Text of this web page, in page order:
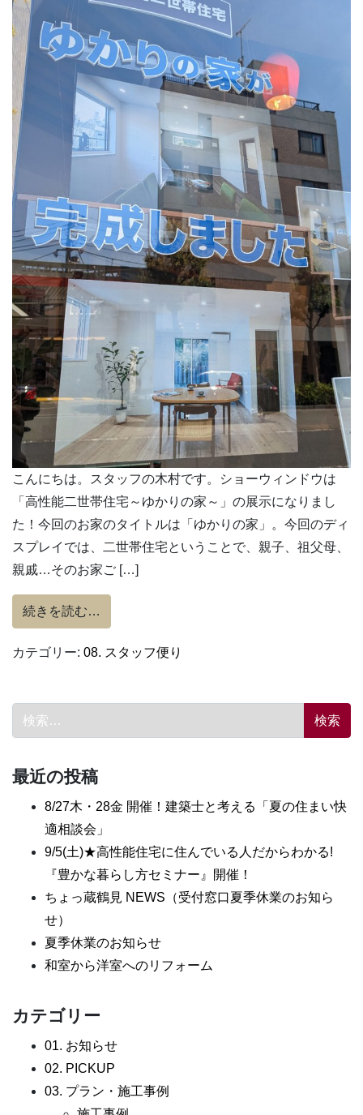
こんにちは。スタッフの木村です。ショーウィンドウは
「高性能二世帯住宅～ゆかりの家～」の展示になりまし
た！今回のお家のタイトルは「ゆかりの家」。今回のディ
スプレイでは、二世帯住宅ということで、親子、祖父母、
親戚…そのお家ご […]
続きを読む…
カテゴリー: 08. スタッフ便り
検索:
最近の投稿
8/27木・28金 開催！建築士と考える「夏の住まい快
適相談会」
9/5(土)★高性能住宅に住んでいる人だからわかる!
『豊かな暮らし方セミナー』開催！
ちょっ蔵鶴見 NEWS（受付窓口夏季休業のお知ら
せ）
夏季休業のお知らせ
和室から洋室へのリフォーム
カテゴリー
01. お知らせ
02. PICKUP
03. プラン・施工事例